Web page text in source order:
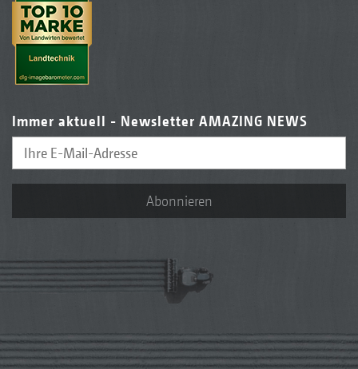
Immer aktuell - Newsletter AMAZING NEWS
Abonnieren